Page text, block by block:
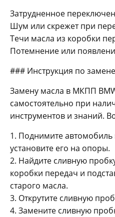
Затрудненное
Шум или скрежет при
Течи масла из коробки
Потемнение или
### Инструкция по
Замену масла в МКПП
самостоятельно при
инструментов и знаний.
1. Поднимите
установите его на опоры.
2. Найдите сливную
коробки передач и
старого масла.
3. Открутите сливную
4. Замените сливную